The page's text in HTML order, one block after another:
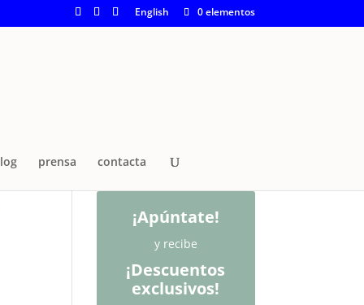
English 0 elementos
prensa contacta
¡Apúntate!
y recibe
¡Descuentos
exclusivos!